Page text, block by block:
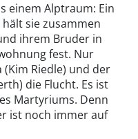
einem Alptraum: Ein
sie zusammen
ihrem Bruder in
fest. Nur
Riedle) und der
die Flucht. Es ist
Martyriums. Denn
ist noch immer auf